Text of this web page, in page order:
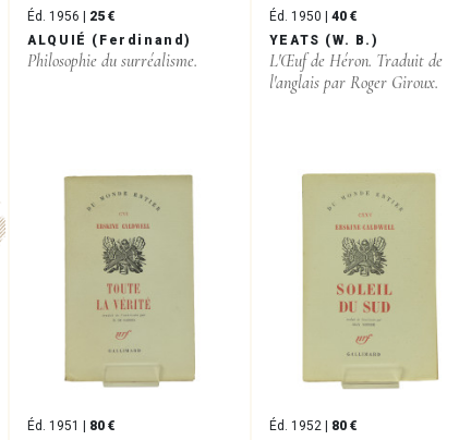
Éd. 1956 | 25 €
ALQUIÉ (Ferdinand)
Philosophie du surréalisme.
Éd. 1950 | 40 €
YEATS (W. B.)
L'Œuf de Héron. Traduit de
l'anglais par Roger Giroux.
Éd. 1951 | 80 €
Éd. 1952 | 80 €